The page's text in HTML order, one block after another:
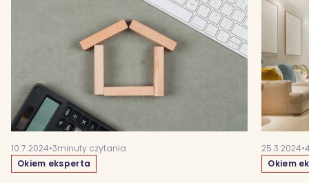
10.7.2024•3minuty czytania
Okiem eksperta
25.3.2024•
Okiem